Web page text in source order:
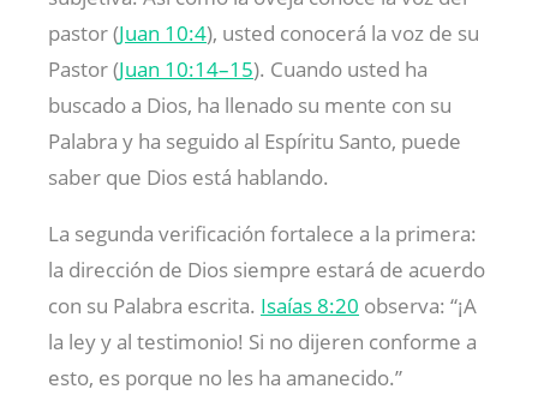
pastor (Juan 10:4), usted conocerá la voz de su
Pastor (Juan 10:14–15). Cuando usted ha
buscado a Dios, ha llenado su mente con su
Palabra y ha seguido al Espíritu Santo, puede
saber que Dios está hablando.
La segunda verificación fortalece a la primera:
la dirección de Dios siempre estará de acuerdo
con su Palabra escrita. Isaías 8:20 observa: “¡A
la ley y al testimonio! Si no dijeren conforme a
esto, es porque no les ha amanecido.”